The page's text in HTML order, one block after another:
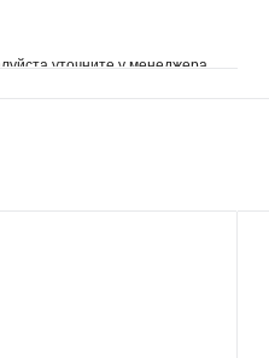
уточните у менеджера
Сравнение
В корзину